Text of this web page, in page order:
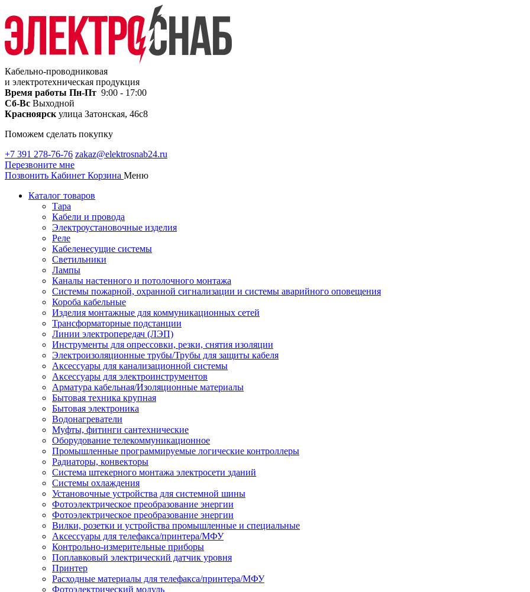
Кабельно-проводниковая
и электротехническая продукция
Время работы Пн-Пт 9:00 - 17:00
Сб-Вс Выходной
Красноярск улица Затонская, 46с8
Поможем сделать покупку
+7 391 278-76-76 zakaz@elektrosnab24.ru
Перезвоните мне
Позвонить Кабинет Корзина Меню
Каталог товаров
Тара
Кабели и провода
Электроустановочные изделия
Реле
Кабеленесущие системы
Светильники
Лампы
Каналы настенного и потолочного монтажа
Системы пожарной, охранной сигнализации и системы аварийного оповещения
Короба кабельные
Изделия монтажные для коммуникационных сетей
Трансформаторные подстанции
Линии электропередач (ЛЭП)
Инструменты для опрессовки, резки, снятия изоляции
Электроизоляционные трубы/Трубы для защиты кабеля
Аксессуары для канализационной системы
Аксессуары для электроинструментов
Арматура кабельная/Изоляционные материалы
Бытовая техника крупная
Бытовая электроника
Водонагреватели
Муфты, фитинги сантехнические
Оборудование телекоммуникационное
Промышленные программируемые логические контроллеры
Радиаторы, конвекторы
Система штекерного монтажа электросети зданий
Системы охлаждения
Установочные устройства для системной шины
Фотоэлектрическое преобразование энергии
Фотоэлектрическое преобразование энергии
Вилки, розетки и устройства промышленные и специальные
Аксессуары для телефакса/принтера/МФУ
Контрольно-измерительные приборы
Поплавковый электрический датчик уровня
Принтер
Расходные материалы для телефакса/принтера/МФУ
Фотоэлектрический модуль